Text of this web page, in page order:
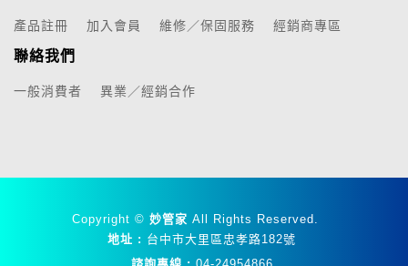
產品註冊 加入會員 維修／保固服務 經銷商專區
聯絡我們
一般消費者 異業／經銷合作
Copyright © 妙管家 All Rights Reserved.
地址 : 台中市大里區忠孝路182號